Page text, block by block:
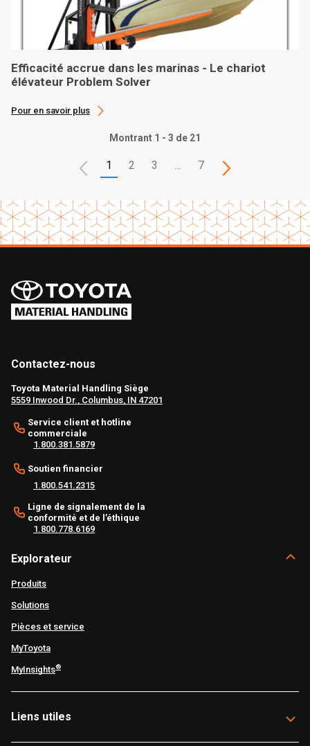
Efficacité accrue dans les marinas - Le chariot
élévateur Problem Solver
Pour en savoir plus
Montrant 1 - 3 de 21
1 2 3 … 7
Contactez-nous
Toyota Material Handling Siège
5559 Inwood Dr., Columbus, IN 47201
Service client et hotline
commerciale
1.800.381.5879
Soutien financier
1.800.541.2315
Ligne de signalement de la
conformité et de l’éthique
1.800.778.6169
Explorateur
Produits
Solutions
Pièces et service
MyToyota
MyInsights®
Liens utiles